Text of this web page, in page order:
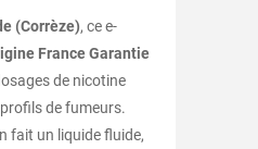
(Corrèze), cee-
FranceGarantie
de nicotine
profilsdefumeurs.
fait un liquidefluide,